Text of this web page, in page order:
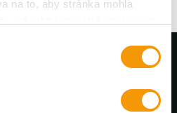
na to, aby stránka mohla